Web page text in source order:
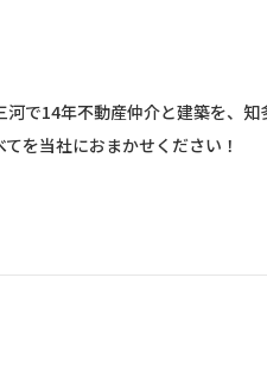
で14年不動産仲介と建築を、
を当社におまかせください！